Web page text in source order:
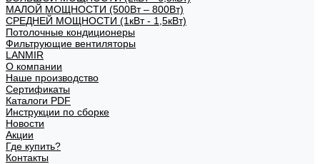
МАЛОЙ МОЩНОСТИ (500Вт – 800Вт)
СРЕДНЕЙ МОЩНОСТИ (1кВт - 1,5кВт)
Потолочные кондиционеры
Фильтрующие вентиляторы
LANMIR
О компании
Наше производство
Сертификаты
Каталоги PDF
Инструкции по сборке
Новости
Акции
Где купить?
Контакты